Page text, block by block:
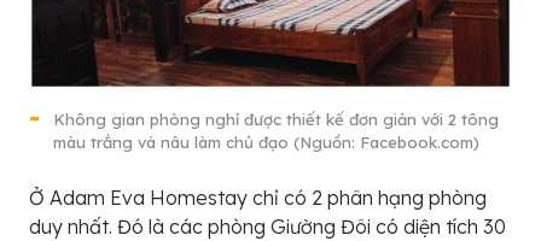
Không gian phòng nghỉ được thiết kế đơn giản với 2 tông
màu trắng và nâu làm chủ đạo (Nguồn: Facebook.com)
Ở Adam Eva Homestay chỉ có 2 phân hạng phòng
duy nhất. Đó là các phòng Giường Đôi có diện tích 30